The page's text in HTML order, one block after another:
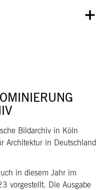
Bildarchiv in Köln
Architektur in Deutschland
in diesem Jahr im
vorgestellt. Die Ausgabe